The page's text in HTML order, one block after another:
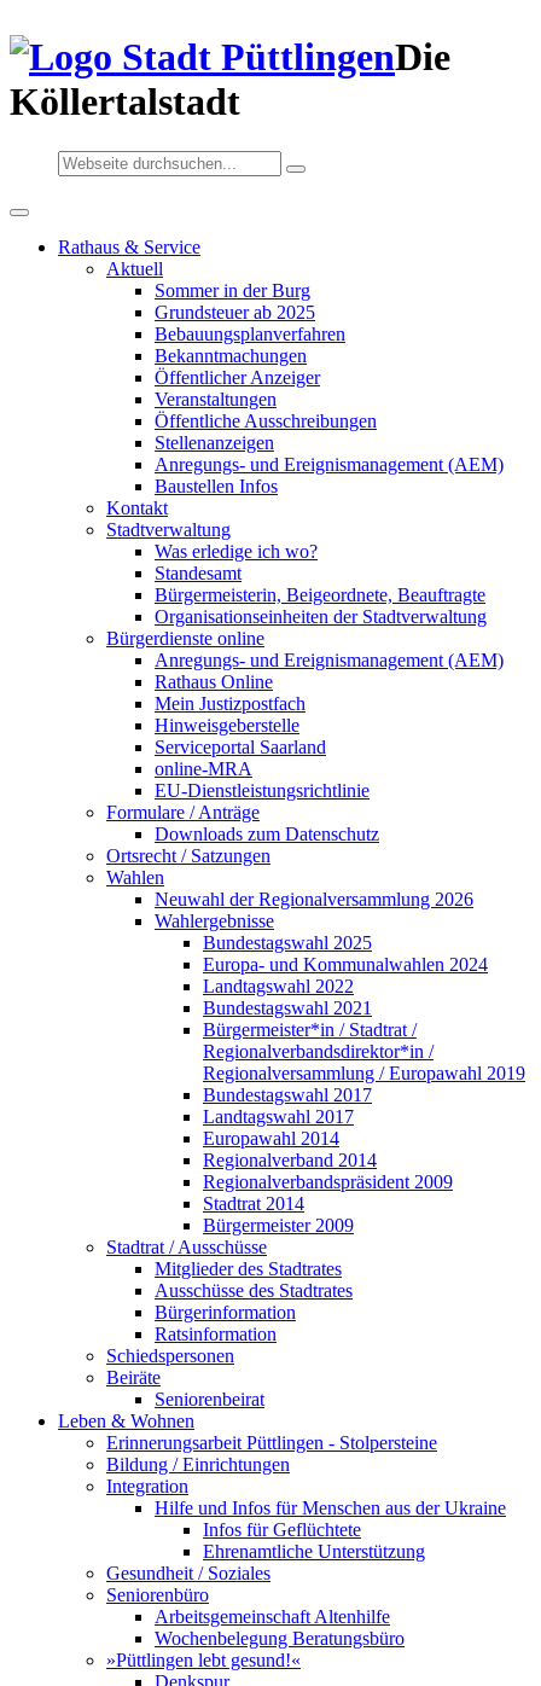
Die
Köllertalstadt
Rathaus & Service
Aktuell
Sommer in der Burg
Grundsteuer ab 2025
Bebauungsplanverfahren
Bekanntmachungen
Öffentlicher Anzeiger
Veranstaltungen
Öffentliche Ausschreibungen
Stellenanzeigen
Anregungs- und Ereignismanagement (AEM)
Baustellen Infos
Kontakt
Stadtverwaltung
Was erledige ich wo?
Standesamt
Bürgermeisterin, Beigeordnete, Beauftragte
Organisationseinheiten der Stadtverwaltung
Bürgerdienste online
Anregungs- und Ereignismanagement (AEM)
Rathaus Online
Mein Justizpostfach
Hinweisgeberstelle
Serviceportal Saarland
online-MRA
EU-Dienstleistungsrichtlinie
Formulare / Anträge
Downloads zum Datenschutz
Ortsrecht / Satzungen
Wahlen
Neuwahl der Regionalversammlung 2026
Wahlergebnisse
Bundestagswahl 2025
Europa- und Kommunalwahlen 2024
Landtagswahl 2022
Bundestagswahl 2021
Bürgermeister*in / Stadtrat /
Regionalverbandsdirektor*in /
Regionalversammlung / Europawahl 2019
Bundestagswahl 2017
Landtagswahl 2017
Europawahl 2014
Regionalverband 2014
Regionalverbandspräsident 2009
Stadtrat 2014
Bürgermeister 2009
Stadtrat / Ausschüsse
Mitglieder des Stadtrates
Ausschüsse des Stadtrates
Bürgerinformation
Ratsinformation
Schiedspersonen
Beiräte
Seniorenbeirat
Leben & Wohnen
Erinnerungsarbeit Püttlingen - Stolpersteine
Bildung / Einrichtungen
Integration
Hilfe und Infos für Menschen aus der Ukraine
Infos für Geflüchtete
Ehrenamtliche Unterstützung
Gesundheit / Soziales
Seniorenbüro
Arbeitsgemeinschaft Altenhilfe
Wochenbelegung Beratungsbüro
»Püttlingen lebt gesund!«
Denkspur